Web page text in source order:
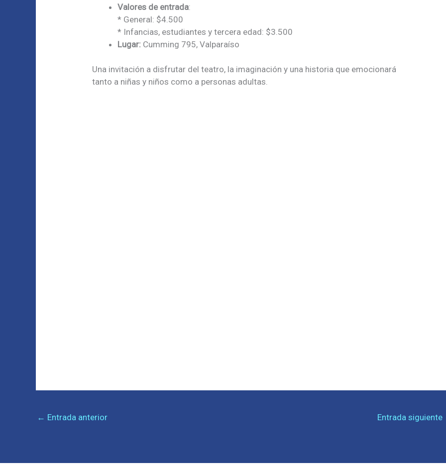
Valores de entrada:
* General: $4.500
* Infancias, estudiantes y tercera edad: $3.500
Lugar: Cumming 795, Valparaíso
Una invitación a disfrutar del teatro, la imaginación y una historia que emocionará
tanto a niñas y niños como a personas adultas.
← Entrada anterior Entrada siguiente